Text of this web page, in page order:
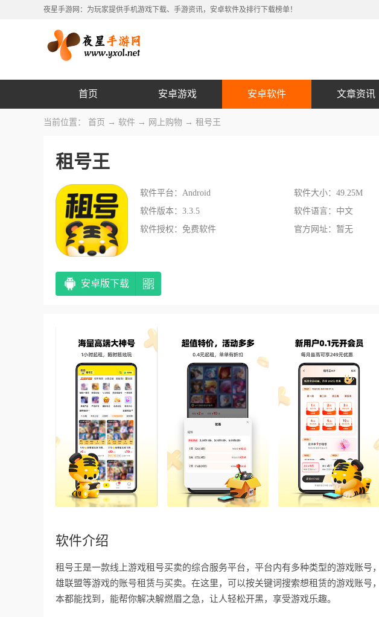
夜星手游网：为玩家提供手机游戏下载、手游资讯，安卓软件及排行下载榜单！
首页 安卓游戏 安卓软件 文章资讯
当前位置： 首页 → 软件 → 网上购物 → 租号王
租号王
软件平台：Android 软件大小：49.25M
软件版本：3.3.5
软件语言：中文
软件授权：免费软件
官方网址：暂无
安卓版下载
软件介绍
租号王是一款线上游戏租号买卖的综合服务平台，平台内有多种类型的游戏账号
雄联盟等游戏的账号租赁与买卖。在这里，可以按关键词搜索想租赁的游戏账号
本都能找到，能帮你解决解燃眉之急，让人轻松开黑，享受游戏乐趣。